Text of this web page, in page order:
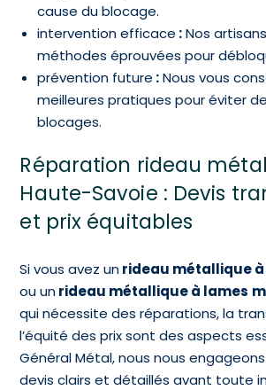
cause du blocage.
intervention efficace :Nos
méthodes éprouvées pour
prévention future :Nous vous
meilleures pratiques pour éviter
blocages.
Réparation rideau
Haute-Savoie : Devis
et prix équitables
Si vous avez unrideau métallique
ou unrideau métallique à lames
qui nécessite des réparations, la
l’équité des prix sont des aspects
Général Métal, nous nous
devis clairs et détaillés avant toute